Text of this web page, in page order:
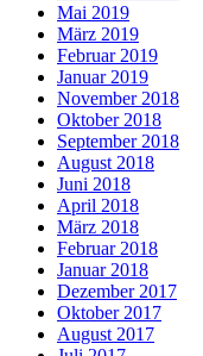
Mai 2019
März 2019
Februar 2019
Januar 2019
November 2018
Oktober 2018
September 2018
August 2018
Juni 2018
April 2018
März 2018
Februar 2018
Januar 2018
Dezember 2017
Oktober 2017
August 2017